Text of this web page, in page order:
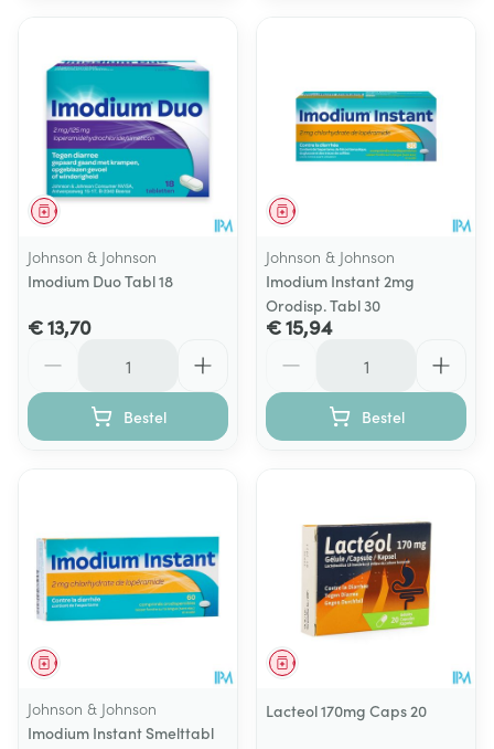
Geneesmiddel
Johnson & Johnson
Imodium Duo Tabl 18
€ 13,70
Bestel
Geneesmiddel
Johnson & Johnson
Imodium Instant 2mg
Orodisp. Tabl 30
€ 15,94
Bestel
Geneesmiddel
Johnson & Johnson
Imodium Instant Smelttabl
Geneesmiddel
Lacteol 170mg Caps 20